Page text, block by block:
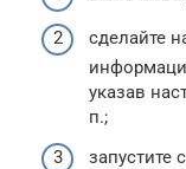
сделайте
указав
п.;
запустите